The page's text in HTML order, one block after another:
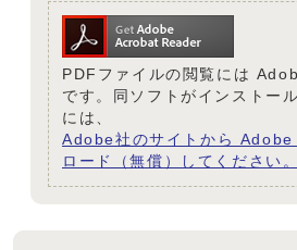
PDFファイルの閲覧には
です。同ソフトがインストー
には、
Adobe社のサイトから
ロード（無償）してください。